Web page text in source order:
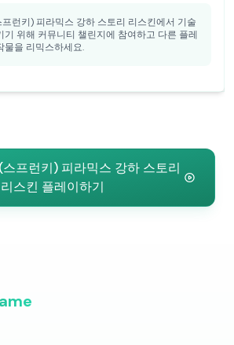
런키) 피라믹스 강하 스토리 리스킨에서 기술
기 위해 커뮤니티 챌린지에 참여하고 다른 플레
물을 리믹스하세요.
프런키) 피라믹스 강하 스토리
리스킨 플레이하기